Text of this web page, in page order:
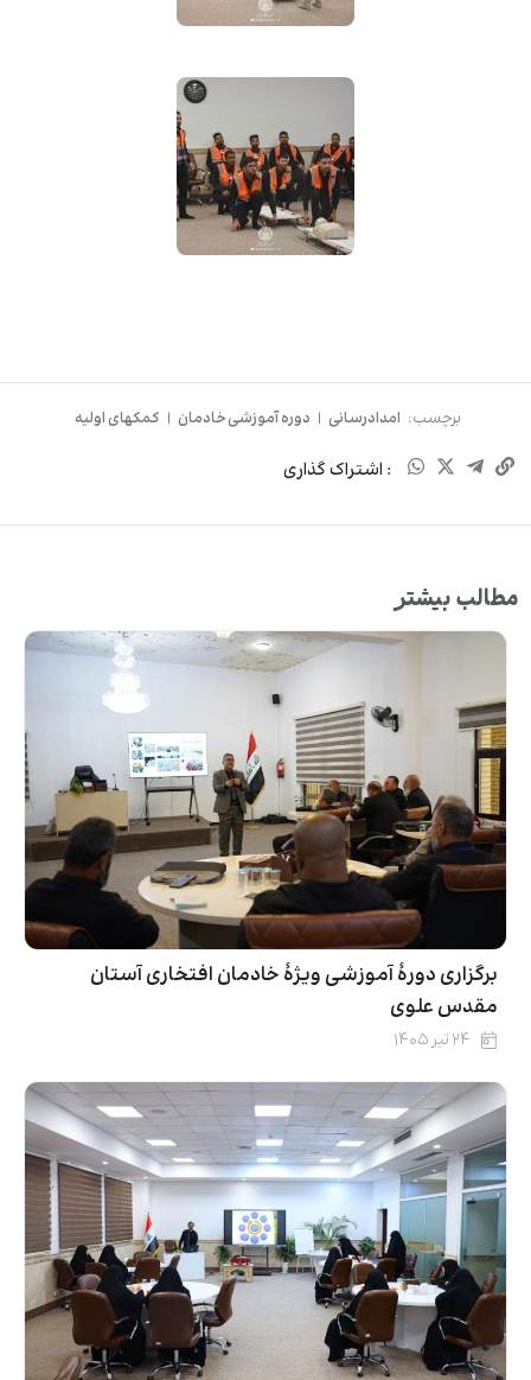
برچسب: امدادرسانی | دوره آموزشی خادمان | کمکهای اولیه
: اشتراک گذاری
مطالب بیشتر
برگزاری دورۀ آموزشی ویژۀ خادمان افتخاری آستان
مقدس علوی
۲۴ تیر ۱۴۰۵